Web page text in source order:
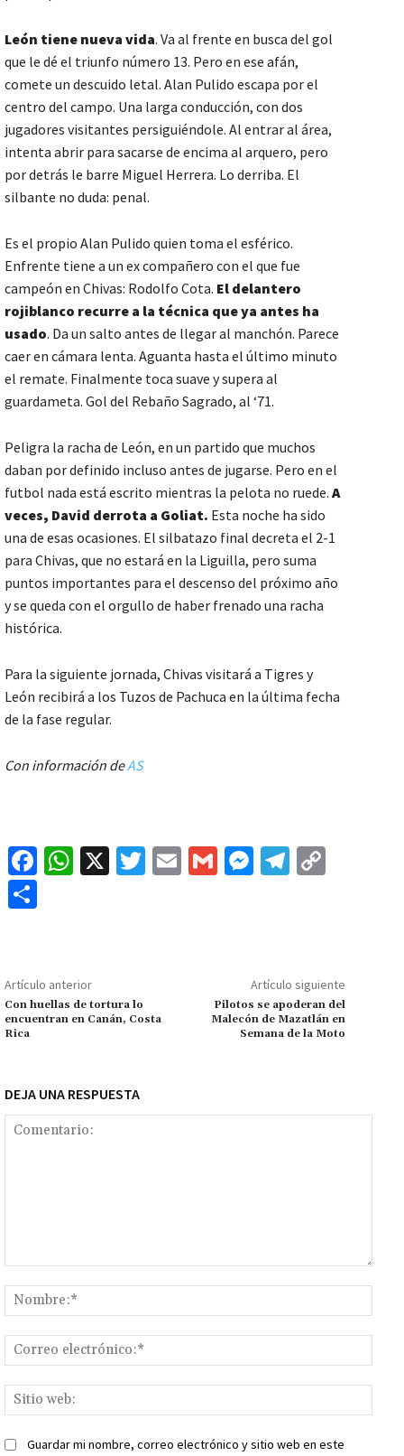
León tiene nueva vida. Va al frente en busca del gol
que le dé el triunfo número 13. Pero en ese afán,
comete un descuido letal. Alan Pulido escapa por el
centro del campo. Una larga conducción, con dos
jugadores visitantes persiguiéndole. Al entrar al área,
intenta abrir para sacarse de encima al arquero, pero
por detrás le barre Miguel Herrera. Lo derriba. El
silbante no duda: penal.
Es el propio Alan Pulido quien toma el esférico.
Enfrente tiene a un ex compañero con el que fue
campeón en Chivas: Rodolfo Cota. El delantero
rojiblanco recurre a la técnica que ya antes ha
usado. Da un salto antes de llegar al manchón. Parece
caer en cámara lenta. Aguanta hasta el último minuto
el remate. Finalmente toca suave y supera al
guardameta. Gol del Rebaño Sagrado, al ‘71.
Peligra la racha de León, en un partido que muchos
daban por definido incluso antes de jugarse. Pero en el
futbol nada está escrito mientras la pelota no ruede. A
veces, David derrota a Goliat. Esta noche ha sido
una de esas ocasiones. El silbatazo final decreta el 2-1
para Chivas, que no estará en la Liguilla, pero suma
puntos importantes para el descenso del próximo año
y se queda con el orgullo de haber frenado una racha
histórica.
Para la siguiente jornada, Chivas visitará a Tigres y
León recibirá a los Tuzos de Pachuca en la última fecha
de la fase regular.
Con información deAS
Fa
o
k
W
p
p
X
T
E
G
M
ge
r
Te
m Li
n
k
p
ar
Artículo anterior
Con huellas de tortura lo
encuentran en Canán, Costa
Rica
Artículo siguiente
Pilotos se apoderan del
Malecón de Mazatlán en
Semana de la Moto
DEJA UNA RESPUESTA
web:
Guardar mi nombre, correo electrónico y sitio web en este